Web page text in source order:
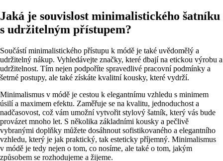
Jaká je souvislost minimalistického šatníku
s udržitelným přístupem?
Součástí minimalistického přístupu k módě je také uvědomělý a
udržitelný nákup. Vyhledávejte značky, které dbají na etickou výrobu a
udržitelnost. Tím nejen podpoříte spravedlivé pracovní podmínky a
šetrné postupy, ale také získáte kvalitní kousky, které vydrží.
Minimalismus v módě je cestou k elegantnímu vzhledu s minimem
úsilí a maximem efektu. Zaměřuje se na kvalitu, jednoduchost a
nadčasovost, což vám umožní vytvořit stylový šatník, který vás bude
provázet mnoho let. S několika základními kousky a pečlivě
vybranými doplňky můžete dosáhnout sofistikovaného a elegantního
vzhledu, který je jak praktický, tak esteticky příjemný. Minimalismus
v módě je tedy nejen o tom, co nosíme, ale také o tom, jakým
způsobem se rozhodujeme a žijeme.